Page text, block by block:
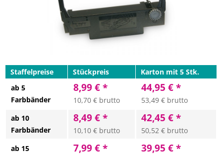
Staffelpreise Stückpreis
Karton mit 5 Stk.
ab 5
Farbbänder
8,99 € *
10,70 € brutto
44,95 € *
53,49 € brutto
ab 10
Farbbänder
8,49 € *
10,10 € brutto
42,45 € *
50,52 € brutto
ab 15
7,99 € * 39,95 € *